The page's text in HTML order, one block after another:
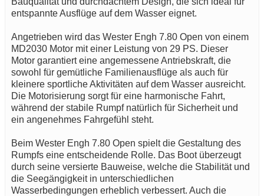
entspannte Ausflüge auf dem Wasser eignet.
Angetrieben wird das Wester Engh 7.80 Open von einem
MD2030 Motor mit einer Leistung von 29 PS. Dieser
Motor garantiert eine angemessene Antriebskraft, die
sowohl für gemütliche Familienausflüge als auch für
kleinere sportliche Aktivitäten auf dem Wasser ausreicht.
Die Motorisierung sorgt für eine harmonische Fahrt,
während der stabile Rumpf natürlich für Sicherheit und
ein angenehmes Fahrgefühl steht.
Beim Wester Engh 7.80 Open spielt die Gestaltung des
Rumpfs eine entscheidende Rolle. Das Boot überzeugt
durch seine versierte Bauweise, welche die Stabilität und
die Seegängigkeit in unterschiedlichen
Wasserbedingungen erheblich verbessert. Auch die